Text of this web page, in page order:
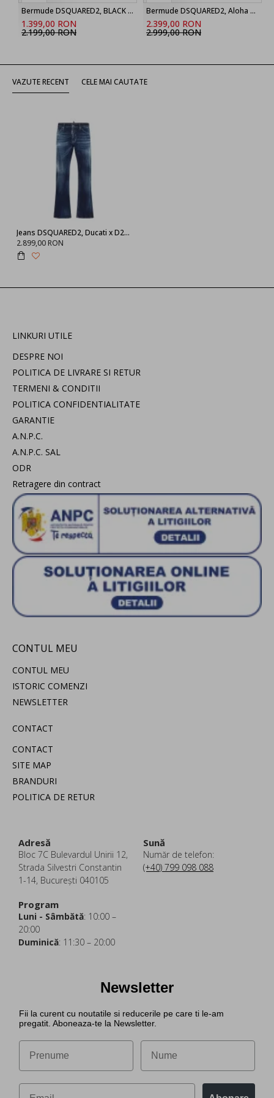
Bermude DSQUARED2, BLACK ‘Marine’ denim shorts
1.399,00 RON
2.199,00 RON
Bermude DSQUARED2, Aloha Souvenir Boxer Shorts
2.399,00 RON
2.999,00 RON
VAZUTE RECENT CELE MAI CAUTATE
Jeans DSQUARED2, Ducati x D2 Dark Blue Wash The American Jeans
2.899,00 RON
LINKURI UTILE
DESPRE NOI
POLITICA DE LIVRARE SI RETUR
TERMENI & CONDITII
POLITICA CONFIDENTIALITATE
GARANTIE
A.N.P.C.
A.N.P.C. SAL
ODR
Retragere din contract
CONTUL MEU
CONTUL MEU
ISTORIC COMENZI
NEWSLETTER
CONTACT
CONTACT
SITE MAP
BRANDURI
POLITICA DE RETUR
Adresă
Bloc 7C Bulevardul Unirii 12,
Strada Silvestri Constantin
1-14, București 040105
Sună
Număr de telefon:
(+40) 799 098 088
Program
Luni - Sâmbătă: 10:00 –
20:00
Duminică: 11:30 – 20:00
Newsletter
Fii la curent cu noutatile si reducerile pe care ti le-am
pregatit. Aboneaza-te la Newsletter.